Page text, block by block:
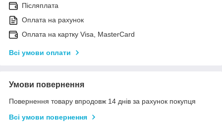
Післяплата
Оплата на рахунок
Оплата на картку Visa, MasterCard
Всі умови оплати
Умови повернення
Повернення товару впродовж 14 днів за рахунок покупця
Всі умови повернення